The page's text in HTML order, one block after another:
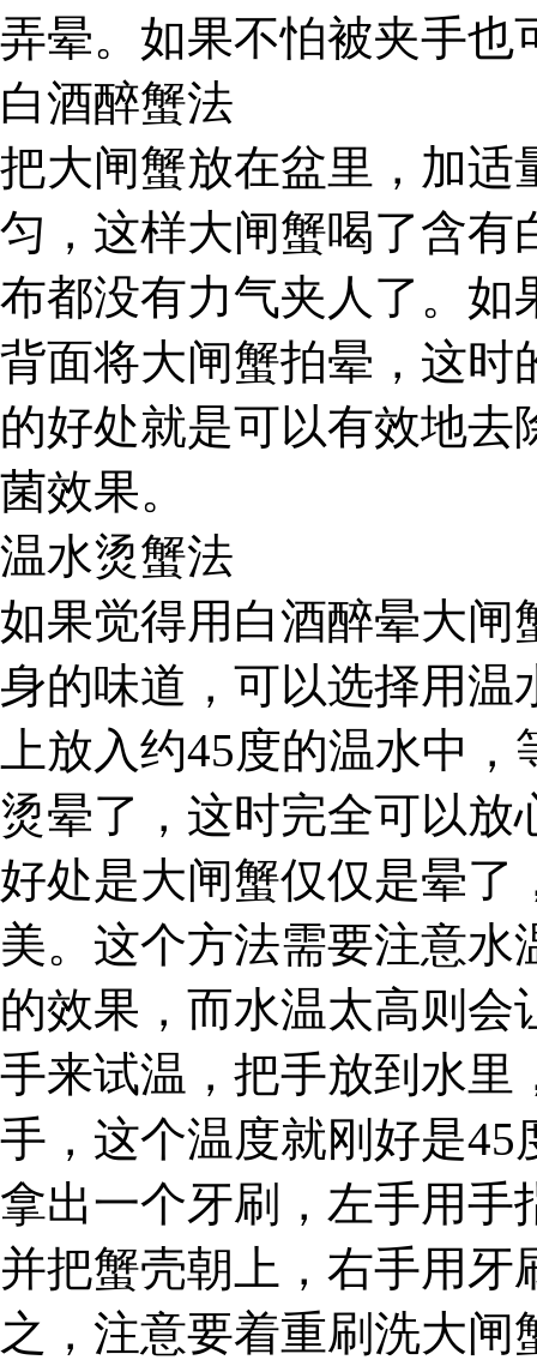
弄晕。如果不怕被夹手也
白酒醉蟹法
把大闸蟹放在盆里，加适
匀，这样大闸蟹喝了含有
布都没有力气夹人了。如
背面将大闸蟹拍晕，这时
的好处就是可以有效地
菌效果。
温水烫蟹法
如果觉得用白酒醉晕大闸
身的味道，可以选择用温
上放入约45度的温水中
烫晕了，这时完全可以放
好处是大闸蟹仅仅是晕了
美。这个方法需要注意
的效果，而水温太高则
手来试温，把手放到水里
手，这个温度就刚好是45
拿出一个牙刷，左手用手
并把蟹壳朝上，右手用牙
之，注意要着重刷洗大闸